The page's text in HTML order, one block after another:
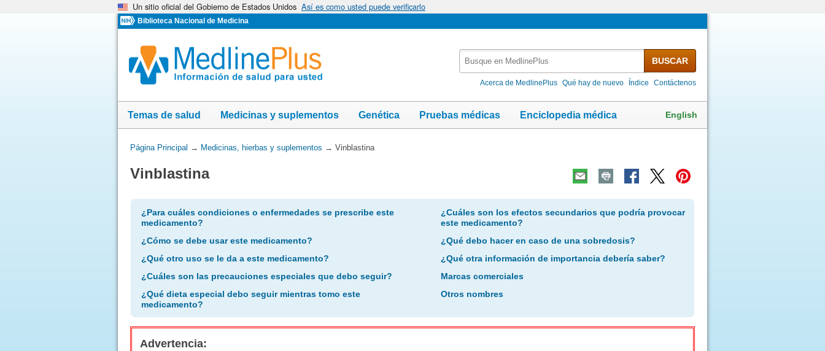
Un sitio oficial del Gobierno de Estados Unidos Así es como usted puede verificarlo
Biblioteca Nacional de Medicina
MedlinePlus
BUSCAR
Acerca de MedlinePlus Qué hay de nuevo Índice Contáctenos
Temas de salud Medicinas y suplementos Genética Pruebas médicas Enciclopedia médica English
Usted
aquí:
Página Principal → Medicinas, hierbas y suplementos → Vinblastina
Vinblastina
¿Para cuáles condiciones o enfermedades se prescribe este
medicamento?
¿Cómo se debe usar este medicamento?
¿Qué otro uso se le da a este medicamento?
¿Cuáles son las precauciones especiales que debo seguir?
¿Qué dieta especial debo seguir mientras tomo este
medicamento?
¿Cuáles son los efectos secundarios que podría provocar
este medicamento?
¿Qué debo hacer en caso de una sobredosis?
¿Qué otra información de importancia debería saber?
Marcas comerciales
Otros nombres
Advertencia: